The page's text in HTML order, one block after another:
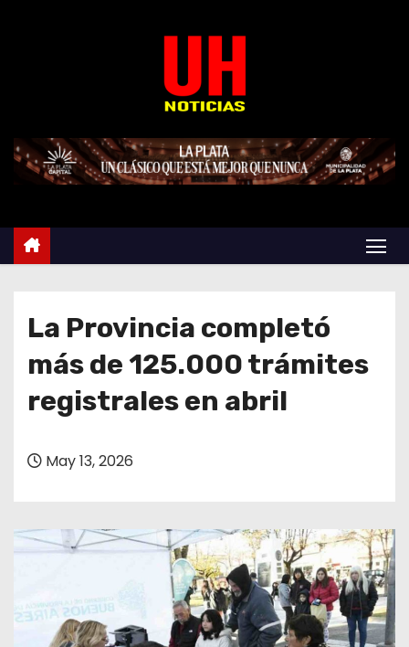
e
La Provincia completó
más de 125.000 trámites
registrales en abril
May 13, 2026